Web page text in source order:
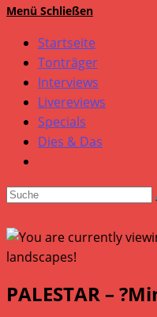
this
Menü Schließen
Startseite
Tonträger
Interviews
Livereviews
Specials
Dies & Das
PALESTAR –